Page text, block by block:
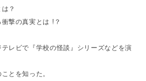
？
撃の真実とは !？
レビで『学校の怪談』シリーズなどを演
とを知った。